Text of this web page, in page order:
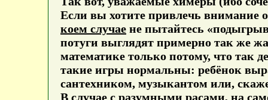
Если вы хотите привлечь внимание
коем случае не пытайтесь
потуги выглядят примерно так же
математике только потому, что так
такие игры нормальны: ребёнок
сантехником, музыкантом или,
В случае с разумными расами, на